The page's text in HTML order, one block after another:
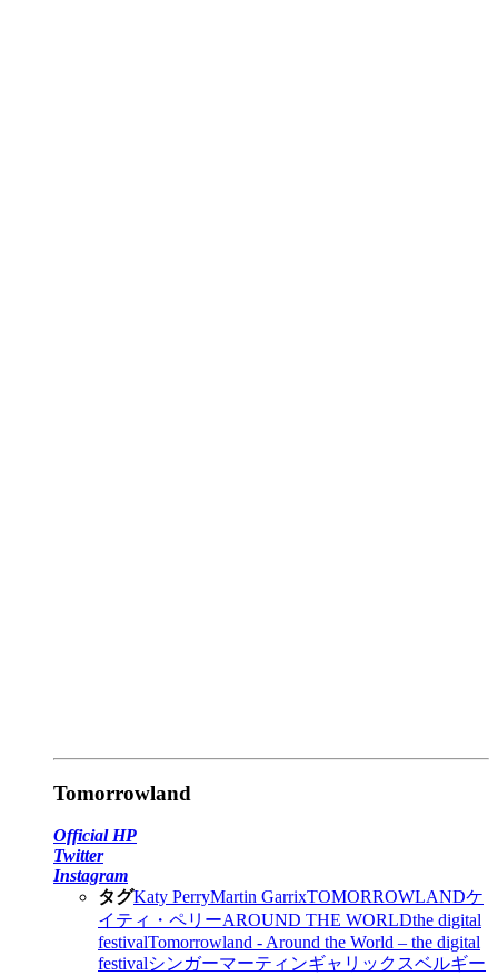
Tomorrowland
Official HP
Twitter
Instagram
タグKaty PerryMartin GarrixTOMORROWLANDケ
イティ・ペリーAROUND THE WORLDthe digital
festivalTomorrowland - Around the World – the digital
festivalシンガーマーティンギャリックスベルギー